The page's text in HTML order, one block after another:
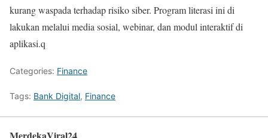
kurang waspada terhadap risiko siber. Program literasi ini di
lakukan melalui media sosial, webinar, dan modul interaktif di
aplikasi.q
Categories: Finance
Tags: Bank Digital, Finance